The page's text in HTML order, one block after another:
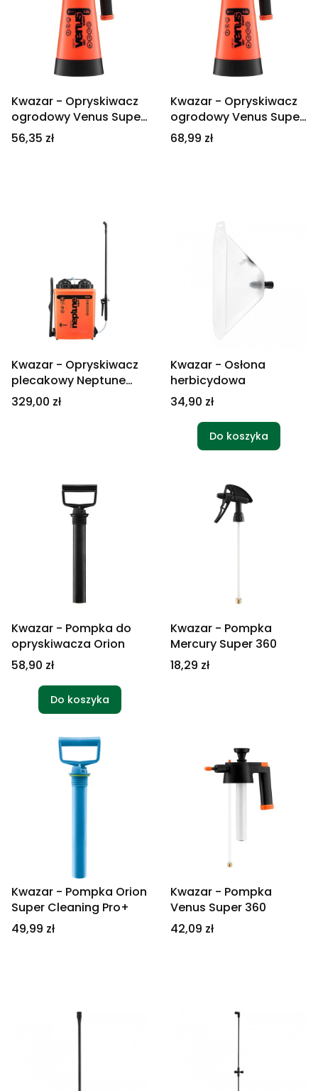
Kwazar - Opryskiwacz
ogrodowy Venus Super
360 1l
Cena
56,35 zł
Kwazar - Opryskiwacz
ogrodowy Venus Super
360 2l
Cena
68,99 zł
Kwazar - Opryskiwacz
plecakowy Neptune
Super New 15l + osłona
herbicydowa
Cena
329,00 zł
Kwazar - Osłona
herbicydowa
Cena
34,90 zł
Do koszyka
Kwazar - Pompka do
opryskiwacza Orion
Cena
58,90 zł
Do koszyka
Kwazar - Pompka
Mercury Super 360
Cena
18,29 zł
Kwazar - Pompka Orion
Super Cleaning Pro+
Cena
49,99 zł
Kwazar - Pompka
Venus Super 360
Cena
42,09 zł